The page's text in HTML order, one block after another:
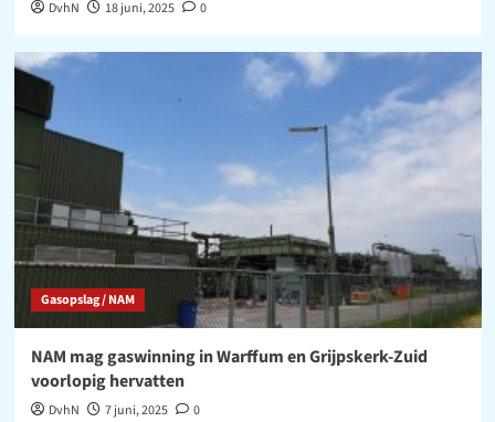
DvhN 18 juni, 2025 0
Gasopslag / NAM
NAM mag gaswinning in Warffum en Grijpskerk-Zuid
voorlopig hervatten
DvhN 7 juni, 2025 0